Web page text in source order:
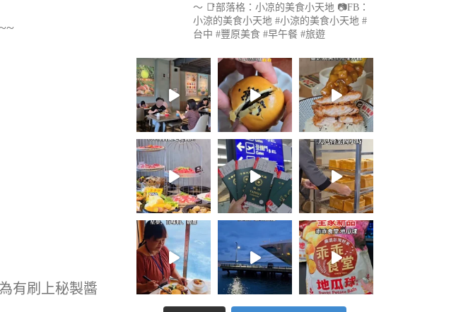
有刷上秘製醬
～ 📑部落格：小凉的美食小天地 📷FB：
小涼的美食小天地 #小涼的美食小天地 #
台中 #豐原美食 #早午餐 #旅遊